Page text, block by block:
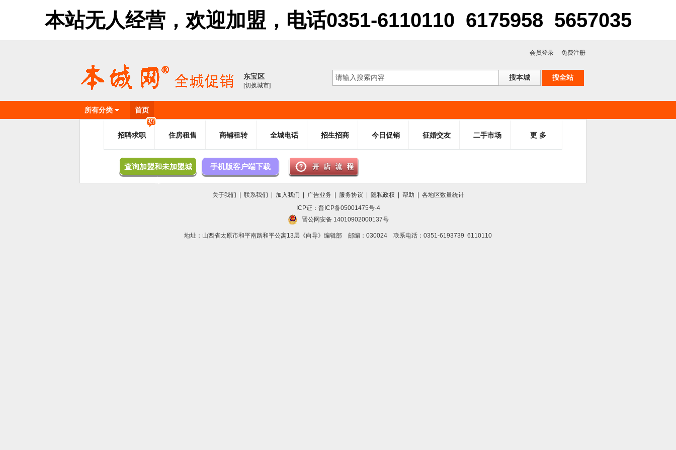
本站无人经营，欢迎加盟，电话0351-6110110 6175958 5657035
会员登录 免费注册
东宝区
[切换城市]
所有分类 首页
招聘求职 住房租售 商铺租转 全城电话 招生招商 今日促销 征婚交友 二手市场 更 多
查询加盟和未加盟城
手机版客户端下载
关于我们 | 联系我们 | 加入我们 | 广告业务 | 服务协议 | 隐私政权 | 帮助 | 各地区数量统计
ICP证：晋ICP备05001475号-4
晋公网安备 14010902000137号
地址：山西省太原市和平南路和平公寓13层《向导》编辑部 邮编：030024 联系电话：0351-6193739 6110110